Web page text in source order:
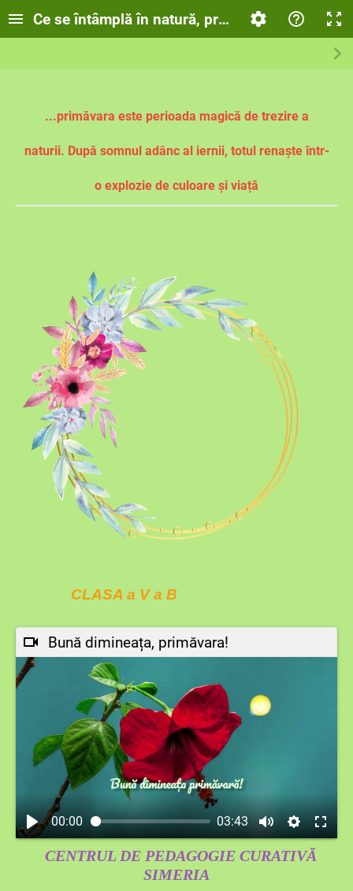
Ce se întâmplă în natură, primăvara!
...primăvara este perioada magică de trezire a
naturii. După somnul adânc al iernii, totul renaște într-
o explozie de culoare și viață
CLASA a V a B
Bună dimineața, primăvara!
00:00 03:43
CENTRUL DE PEDAGOGIE CURATIVĂ
SIMERIA